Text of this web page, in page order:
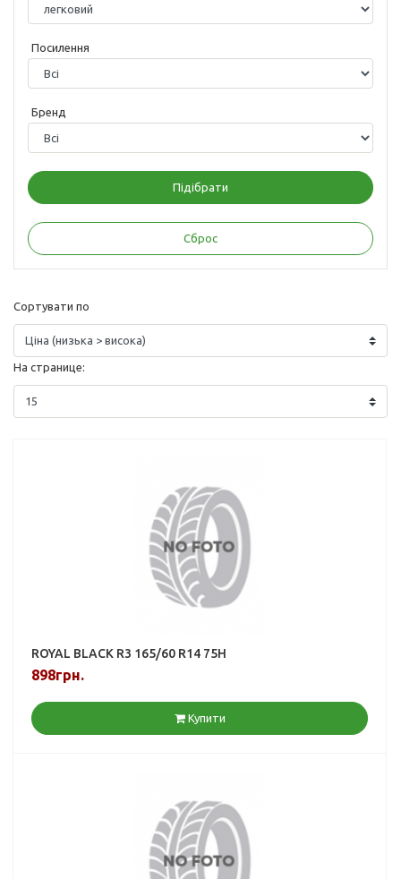
Посилення
Бренд
Сортувати по
На странице:
ROYAL BLACK R3 165/60 R14 75H
898грн.
Купити